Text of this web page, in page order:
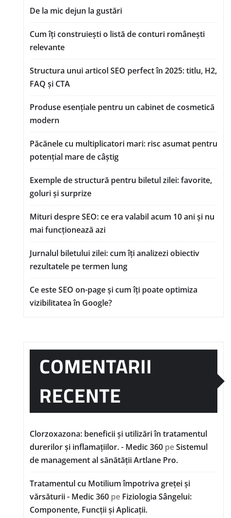
De la mic dejun la gustări
Cum îți construiești o listă de conturi românești
relevante
Structura unui articol SEO perfect în 2025: titlu, H2,
FAQ și CTA
Produse esențiale pentru un cabinet de cosmetică
modern
Păcănele cu multiplicatori mari: risc asumat pentru
potențial mare de câștig
Exemple de structură pentru biletul zilei: favorite,
goluri și surprize
Mituri despre SEO: ce era valabil acum 10 ani și nu
mai funcționează azi
Jurnalul biletului zilei: cum îți analizezi obiectiv
rezultatele pe termen lung
Ce este SEO on-page și cum îți poate optimiza
vizibilitatea în Google?
COMENTARII
RECENTE
Clorzoxazona: beneficii și utilizări în tratamentul
durerilor și inflamațiilor. - Medic 360 peSistemul
de management al sănătății Artlane Pro.
Tratamentul cu Motilium împotriva greței și
vărsăturii - Medic 360 pe Fiziologia Sângelui:
Componente, Funcții și Aplicații.